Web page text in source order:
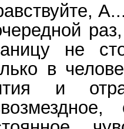
не
в
и